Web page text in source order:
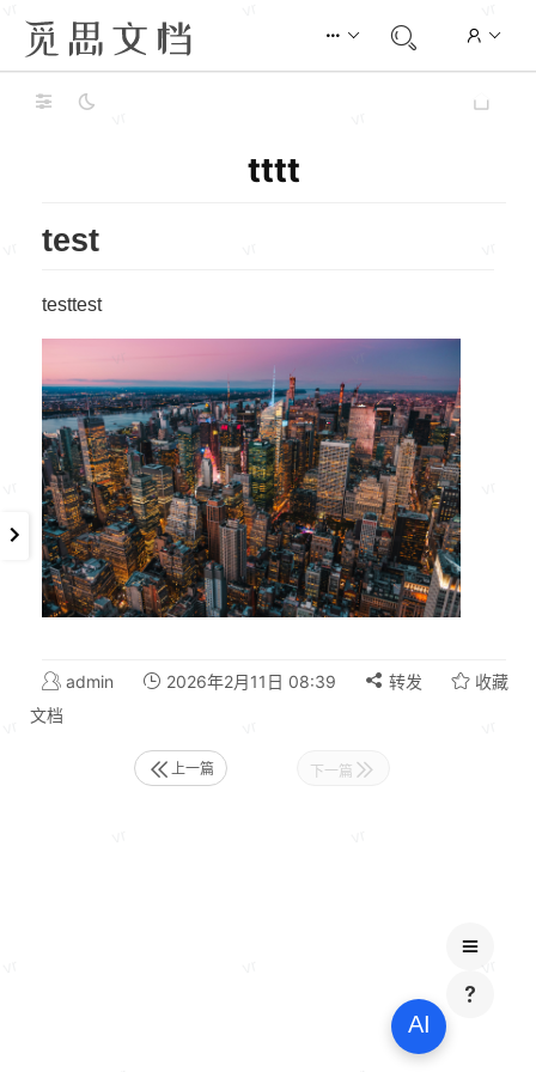
tttt
test
testtest
admin 2026年2月11日 08:39 转发
收藏
文档
上一篇 下一篇
AI